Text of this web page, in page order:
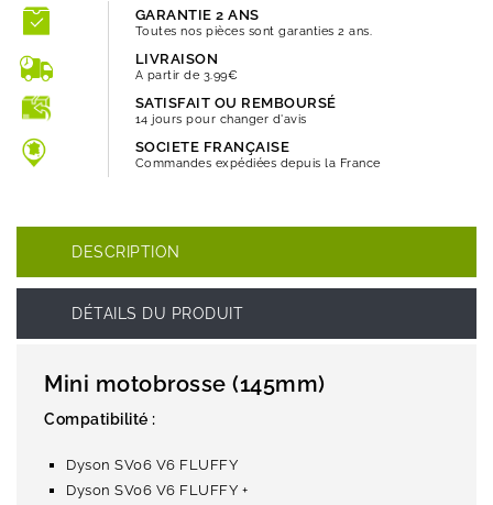
GARANTIE 2 ANS
Toutes nos pièces sont garanties 2 ans.
LIVRAISON
A partir de 3.99€
SATISFAIT OU REMBOURSÉ
14 jours pour changer d'avis
SOCIETE FRANÇAISE
Commandes expédiées depuis la France
DESCRIPTION
DÉTAILS DU PRODUIT
Mini motobrosse (145mm)
Compatibilité :
Dyson SV06 V6 FLUFFY
Dyson SV06 V6 FLUFFY +